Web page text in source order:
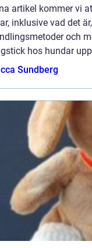
artikel kommer vi
inklusive vad det
och
hos hundar
Sundberg